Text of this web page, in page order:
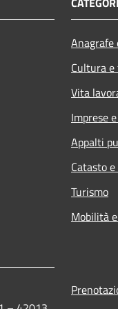
Cultura
Vita
Imprese
Appalti
Catasto
Turismo
Mobilità